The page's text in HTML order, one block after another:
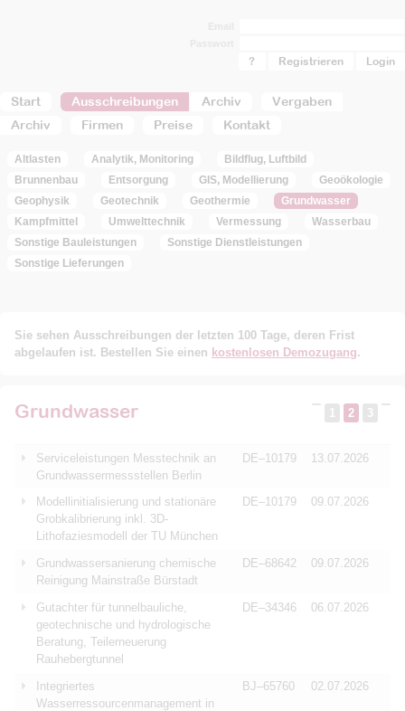
Start Ausschreibungen Archiv
Vergaben
Archiv
Firmen Preise Kontakt
? Registrieren
Altlasten Analytik, Monitoring
Bildflug, Luftbild
Brunnenbau
Entsorgung GIS, Modellierung
Geoökologie
Geophysik
Geotechnik Geothermie
Grundwasser
Kampfmittel
Umwelttechnik Vermessung
Wasserbau
Sonstige Bauleistungen
Sonstige Dienstleistungen
Sonstige Lieferungen
Sie sehen Ausschreibungen der letzten 100 Tage, deren Frist
abgelaufen ist. Bestellen Sie einen kostenlosen Demozugang.
Grundwasser 1 2 3
Serviceleistungen Messtechnik an
Grundwassermessstellen Berlin
DE–10179 13.07.2026
Modellinitialisierung und stationäre
Grobkalibrierung inkl. 3D-
Lithofaziesmodell der TU München
DE–10179 09.07.2026
Grundwassersanierung chemische
Reinigung Mainstraße Bürstadt
DE–68642 09.07.2026
Gutachter für tunnelbauliche,
geotechnische und hydrologische
Beratung, Teilerneuerung
Rauhebergtunnel
DE–34346 06.07.2026
Integriertes
Wasserressourcenmanagement in
BJ–65760 02.07.2026